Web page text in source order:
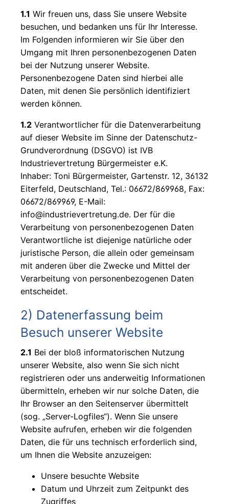
HeavyCoat
Wagner
Kolbenpumpen
Wagner
Membranpumpen
Wagner
HVLP /
Wagner
PlastCoat
1095
Graco
Ultra
Max
Handspritzgerät
Graco
, VII, X,
XV
Graco
ST Max
II PC
Pro
395 ,
595
Graco
GX 19 /
GX 21 /
GX FF
Ultra
QuickShot
Graco
HVLP
Procontractor
Graco
Ultra
XT &
Mark
XT
Graco
Contractor
King
Graco
und
MA-
EP21
MA-
EP29
MA-
MA-
EP45
MA-
PC-30
MA-
Graco
Lanzen
und Jet
Roller
Wagner
Lanzen
und
Inline
MaSpra
AirCombi
Düsen -
Wagner
AirCoat
kompatibel
Graco
Feinspritzdüsen
Markierdüsen
TR1
°C-Max
Original
Graco
Hauptfilter
Hauptfilter
Alternativhersteller
Ansaugsiebe
Ansaugfilter
Original
Wagner
Ansaugfilter
Original
Graco
Ansaugfilter
Alternativhersteller
1.1 Wir freuen uns, dass Sie unsere Website
besuchen, und bedanken uns für Ihr Interesse.
Im Folgenden informieren wir Sie über den
Umgang mit Ihren personenbezogenen Daten
bei der Nutzung unserer Website.
Personenbezogene Daten sind hierbei alle
Daten, mit denen Sie persönlich identifiziert
werden können.
1.2 Verantwortlicher für die Datenverarbeitung
auf dieser Website im Sinne der Datenschutz-
Grundverordnung (DSGVO) ist IVB
Industrievertretung Bürgermeister e.K.
Inhaber: Toni Bürgermeister, Gartenstr. 12, 36132
Eiterfeld, Deutschland, Tel.: 06672/869968, Fax:
06672/869969, E-Mail:
info@industrievertretung.de. Der für die
Verarbeitung von personenbezogenen Daten
Verantwortliche ist diejenige natürliche oder
juristische Person, die allein oder gemeinsam
mit anderen über die Zwecke und Mittel der
Verarbeitung von personenbezogenen Daten
entscheidet.
2) Datenerfassung beim
Besuch unserer Website
2.1 Bei der bloß informatorischen Nutzung
unserer Website, also wenn Sie sich nicht
registrieren oder uns anderweitig Informationen
übermitteln, erheben wir nur solche Daten, die
Ihr Browser an den Seitenserver übermittelt
(sog. „Server-Logfiles“). Wenn Sie unsere
Website aufrufen, erheben wir die folgenden
Daten, die für uns technisch erforderlich sind,
um Ihnen die Website anzuzeigen:
Unsere besuchte Website
Datum und Uhrzeit zum Zeitpunkt des
Zugriffes